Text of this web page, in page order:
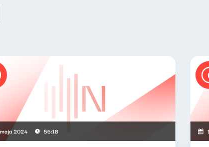
2024 56:18